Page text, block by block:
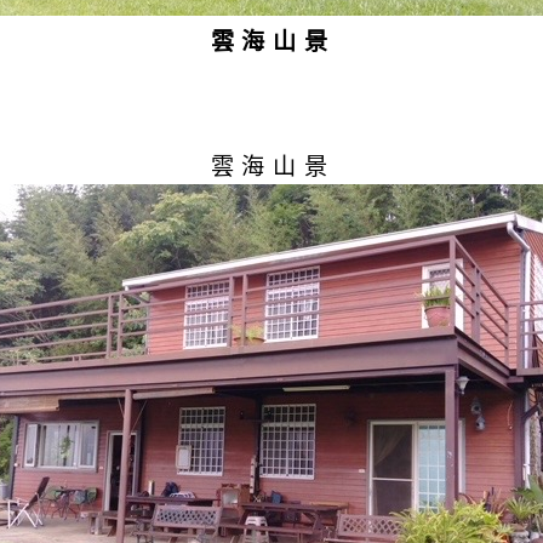
雲海山景
雲海山景